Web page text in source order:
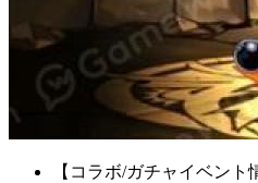
【コラボ/ガチャイベント